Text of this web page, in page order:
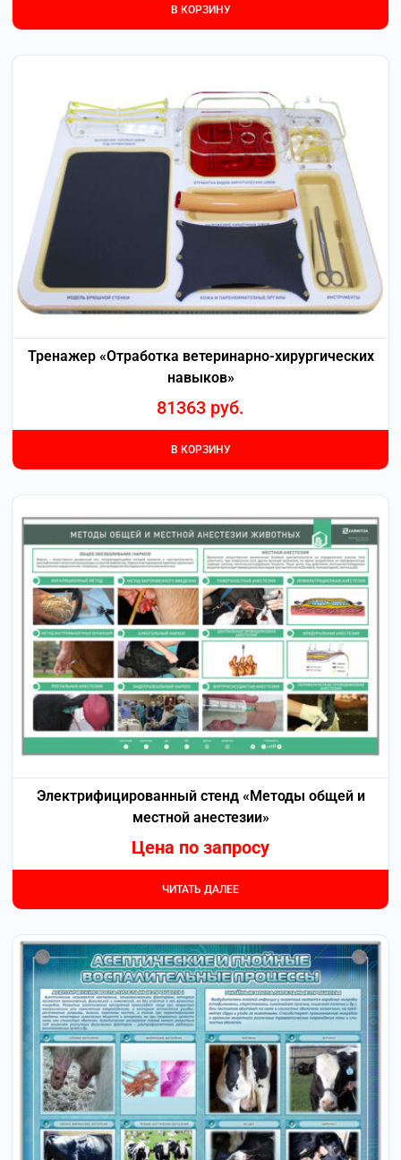
В КОРЗИНУ
Тренажер «Отработка ветеринарно-хирургических
навыков»
81363 руб.
В КОРЗИНУ
Электрифицированный стенд «Методы общей и
местной анестезии»
Цена по запросу
ЧИТАТЬ ДАЛЕЕ